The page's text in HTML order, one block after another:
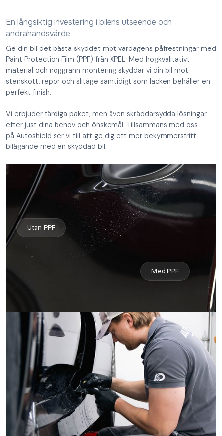
En långsiktig investering i bilens utseende och
andrahandsvärde
Ge din bil det bästa skyddet mot vardagens påfrestningar med
Paint Protection Film (PPF) från XPEL. Med högkvalitativt
material och noggrann montering skyddar vi din bil mot
stenskott, repor och slitage samtidigt som lacken behåller en
perfekt finish.
Vi erbjuder färdiga paket, men även skräddarsydda lösningar
efter just dina behov och önskemål. Tillsammans med oss
på Autoshield ser vi till att ge dig ett mer bekymmersfritt
bilägande med en skyddad bil.
Med PPF
Utan PPF